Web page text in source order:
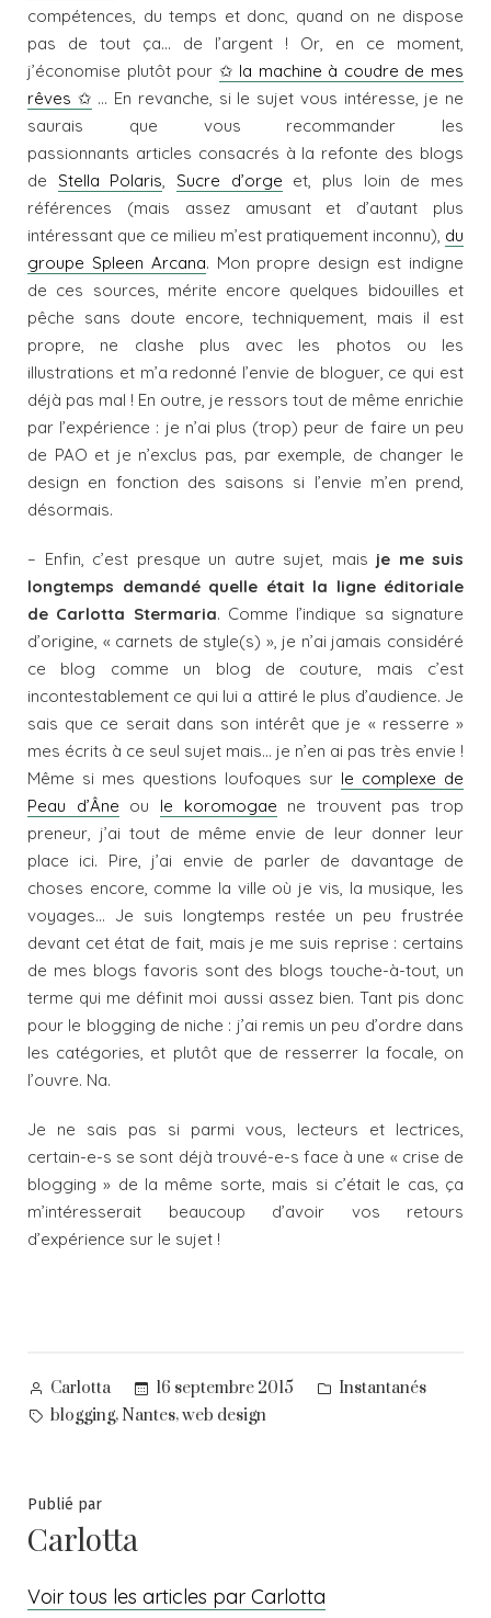
compétences, du temps et donc, quand on ne dispose
pas de tout ça… de l’argent ! Or, en ce moment,
j’économise plutôt pour ✩ la machine à coudre de mes
rêves ✩ … En revanche, si le sujet vous intéresse, je ne
saurais que vous recommander les
passionnants articles consacrés à la refonte des blogs
de Stella Polaris Sucre d’orge et, plus loin de mes
références (mais assez amusant et d’autant plus
intéressant que ce milieu m’est pratiquement inconnu), du
groupe Spleen Arcana. Mon propre design est indigne
de ces sources, mérite encore quelques bidouilles et
pêche sans doute encore, techniquement, mais il est
propre, ne clashe plus avec les photos ou les
illustrations et m’a redonné l’envie de bloguer, ce qui est
déjà pas mal ! En outre, je ressors tout de même enrichie
par l’expérience : je n’ai plus (trop) peur de faire un peu
de PAO et je n’exclus pas, par exemple, de changer le
design en fonction des saisons si l’envie m’en prend,
désormais.
– Enfin, c’est presque un autre sujet, mais je me suis
longtemps demandé quelle était la ligne éditoriale
de Carlotta Stermaria. Comme l’indique sa signature
d’origine, « carnets de style(s) », je n’ai jamais considéré
ce blog comme un blog de couture, mais c’est
incontestablement ce qui lui a attiré le plus d’audience. Je
sais que ce serait dans son intérêt que je « resserre »
mes écrits à ce seul sujet mais… je n’en ai pas très envie !
Même si mes questions loufoques sur le complexe de
Peau d’Âne ou le koromogae ne trouvent pas trop
preneur, j’ai tout de même envie de leur donner leur
place ici. Pire, j’ai envie de parler de davantage de
choses encore, comme la ville où je vis, la musique, les
voyages… Je suis longtemps restée un peu frustrée
devant cet état de fait, mais je me suis reprise : certains
de mes blogs favoris sont des blogs touche-à-tout, un
terme qui me définit moi aussi assez bien. Tant pis donc
pour le blogging de niche : j’ai remis un peu d’ordre dans
les catégories, et plutôt que de resserrer la focale, on
l’ouvre. Na.
Je ne sais pas si parmi vous, lecteurs et lectrices,
certain-e-s se sont déjà trouvé-e-s face à une « crise de
blogging » de la même sorte, mais si c’était le cas, ça
m’intéresserait beaucoup d’avoir vos retours
d’expérience sur le sujet !
Posted
by
Carlotta 16 septembre 2015
Posted
Instantanés
Tags:
blogging, Nantes,web design
Publié par
Carlotta
Voir tous les articles par Carlotta